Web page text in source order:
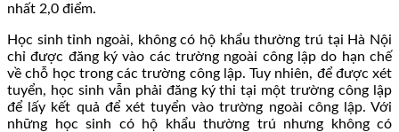
nhất 2,0 điểm.
Học sinh tỉnh ngoài, không có hộ khẩu thường trú tại Hà Nội
chỉ được đăng ký vào các trường ngoài công lập do hạn chế
về chỗ học trong các trường công lập. Tuy nhiên, để được xét
tuyển, học sinh vẫn phải đăng ký thi tại một trường công lập
để lấy kết quả để xét tuyển vào trường ngoài công lập. Với
những học sinh có hộ khẩu thường trú nhưng không có